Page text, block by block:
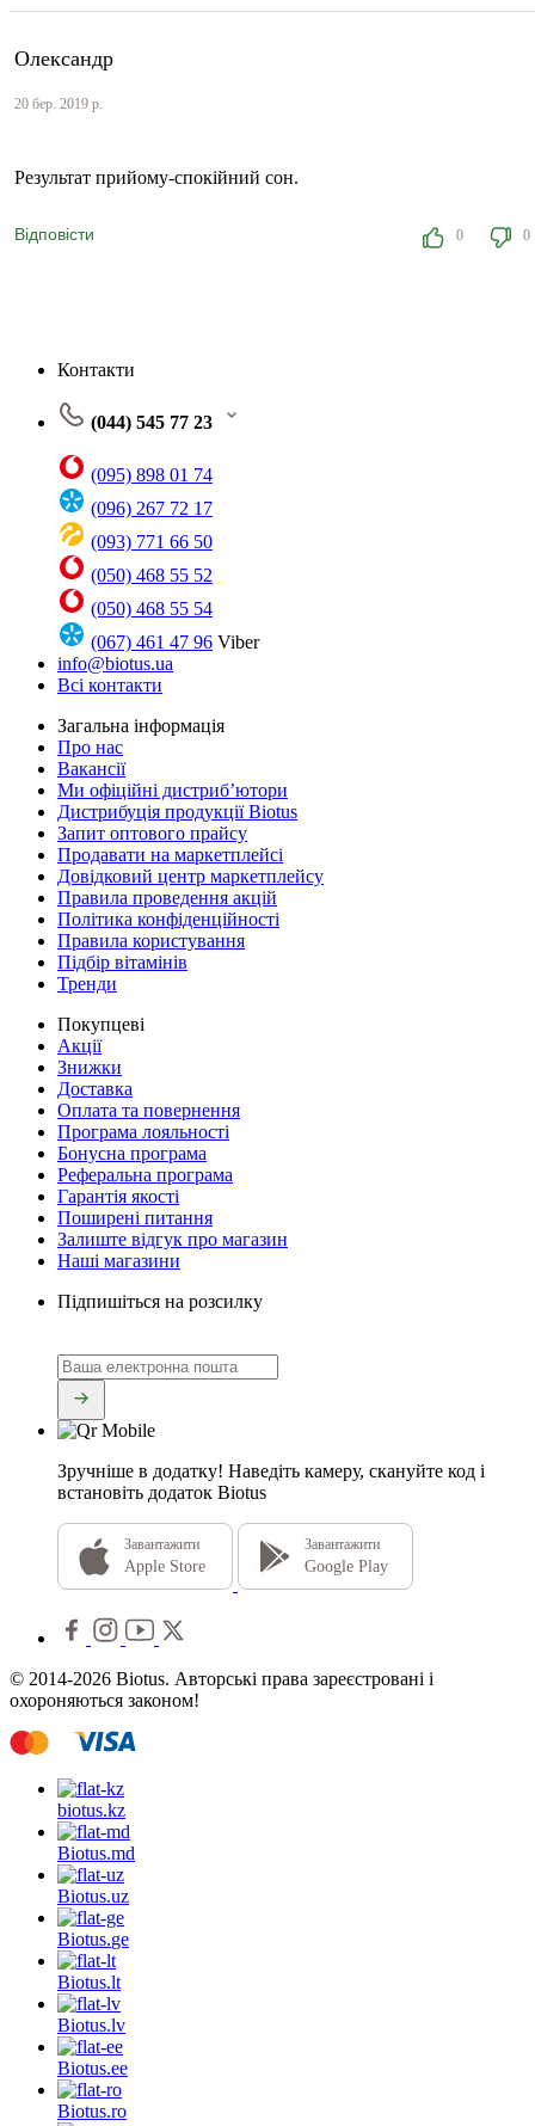
Олександр
20 бер. 2019 р.
Результат прийому-спокійний сон.
Відповісти 0 0
Контакти
(044) 545 77 23
(095) 898 01 74
(096) 267 72 17
(093) 771 66 50
(050) 468 55 52
(050) 468 55 54
(067) 461 47 96 Viber
info@biotus.ua
Всі контакти
Загальна інформація
Про нас
Вакансії
Ми офіційні дистриб’ютори
Дистрибуція продукції Biotus
Запит оптового прайсу
Продавати на маркетплейсі
Довідковий центр маркетплейсу
Правила проведення акцій
Політика конфіденційності
Правила користування
Підбір вітамінів
Тренди
Покупцеві
Акції
Знижки
Доставка
Оплата та повернення
Програма лояльності
Бонусна програма
Реферальна програма
Гарантія якості
Поширені питання
Залиште відгук про магазин
Наші магазини
Підпишіться на розсилку
Зручніше в додатку! Наведіть камеру, скануйте код і
встановіть додаток Biotus
Завантажити
Apple Store
Завантажити
Google Play
© 2014-2026 Biotus. Авторські права зареєстровані і
охороняються законом!
biotus.kz
Biotus.md
Biotus.uz
Biotus.ge
Biotus.lt
Biotus.lv
Biotus.ee
Biotus.ro